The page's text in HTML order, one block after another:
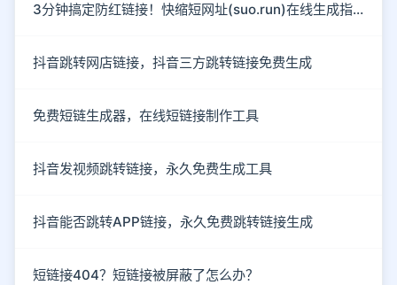
3分钟搞定防红链接！快缩短网址(suo.run)在线生成指南
抖音跳转网店链接，抖音三方跳转链接免费生成
免费短链生成器，在线短链接制作工具
抖音发视频跳转链接，永久免费生成工具
抖音能否跳转APP链接，永久免费跳转链接生成
短链接404？短链接被屏蔽了怎么办？